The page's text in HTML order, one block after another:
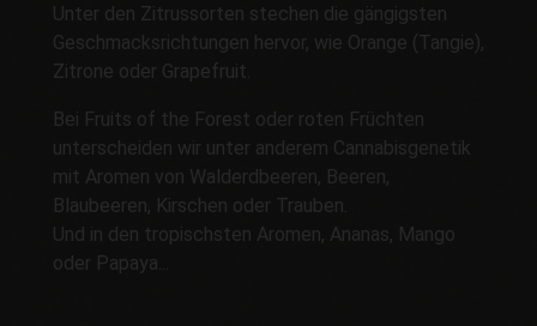
Unter den Zitrussorten stechen die gängigsten
Geschmacksrichtungen hervor, wie Orange (Tangie),
Zitrone oder Grapefruit.
Bei Fruits of the Forest oder roten Früchten
unterscheiden wir unter anderem Cannabisgenetik
mit Aromen von Walderdbeeren, Beeren,
Blaubeeren, Kirschen oder Trauben.
Und in den tropischsten Aromen, Ananas, Mango
oder Papaya...